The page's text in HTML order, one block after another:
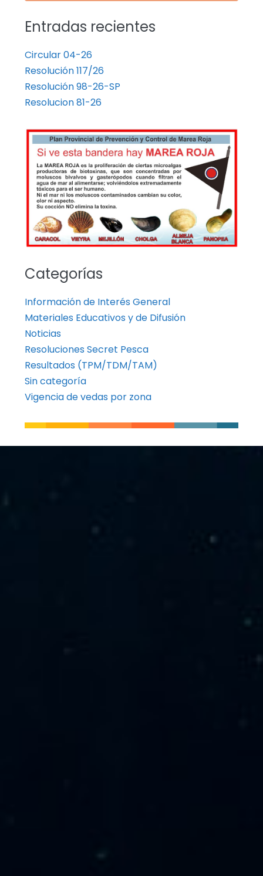
Entradas recientes
Circular 04-26
Resolución 117/26
Resolución 98-26-SP
Resolucion 81-26
Categorías
Información de Interés General
Materiales Educativos y de Difusión
Noticias
Resoluciones Secret Pesca
Resultados (TPM/TDM/TAM)
Sin categoría
Vigencia de vedas por zona